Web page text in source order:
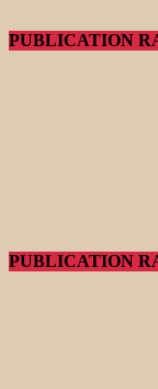
PUBLICATION
PUBLICATION